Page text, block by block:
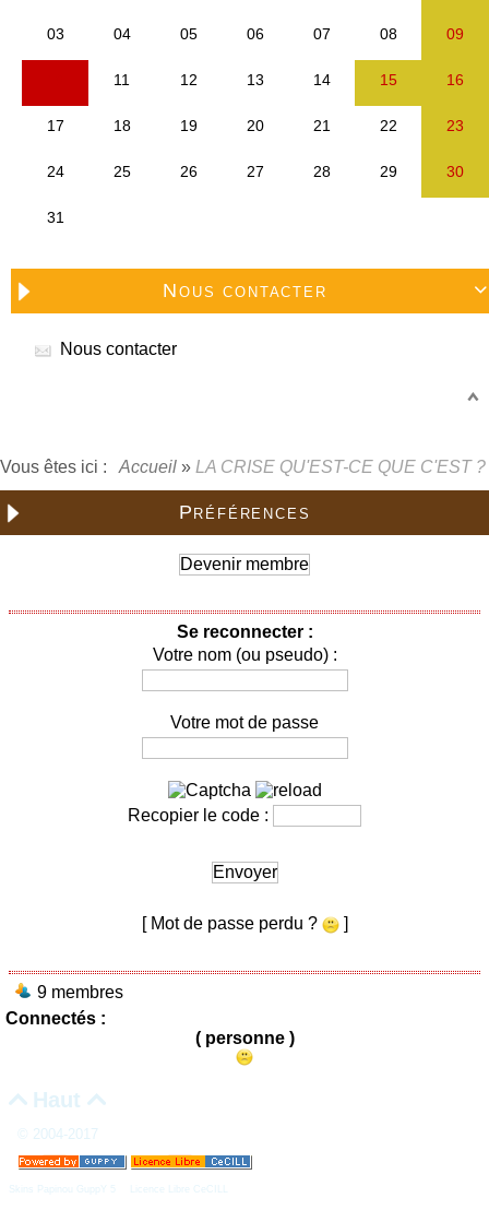

Nous contacter
Nous contacter
Vous êtes ici : Accueil » LA CRISE QU'EST-CE QUE C'EST ?
Préférences
Devenir membre
Se reconnecter :
Votre nom (ou pseudo) :
Votre mot de passe
Recopier le code :
Envoyer
[ Mot de passe perdu ? ]
9 membres
Connectés :
( personne )
Haut 
© 2004-2017
Skins Papinou GuppY 5